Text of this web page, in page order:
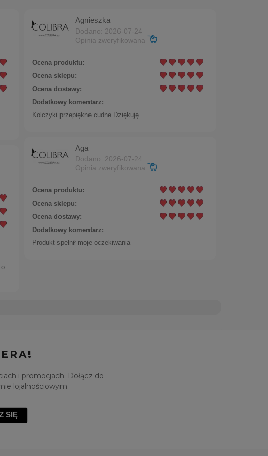
KN/02/2AU)
Agnieszka
Dodano: 2026-07-24
Opinia zweryfikowana
Ocena produktu:
Ocena sklepu:
Ocena dostawy:
Dodatkowy komentarz:
Kolczyki przepiękne cudne Dziękuję
Aga
Dodano: 2026-07-24
Opinia zweryfikowana
Ocena produktu:
Ocena sklepu:
Ocena dostawy:
Dodatkowy komentarz:
Produkt spełnił moje oczekiwania
i promocjach. Dołącz do
lojalnościowym.
SIĘ